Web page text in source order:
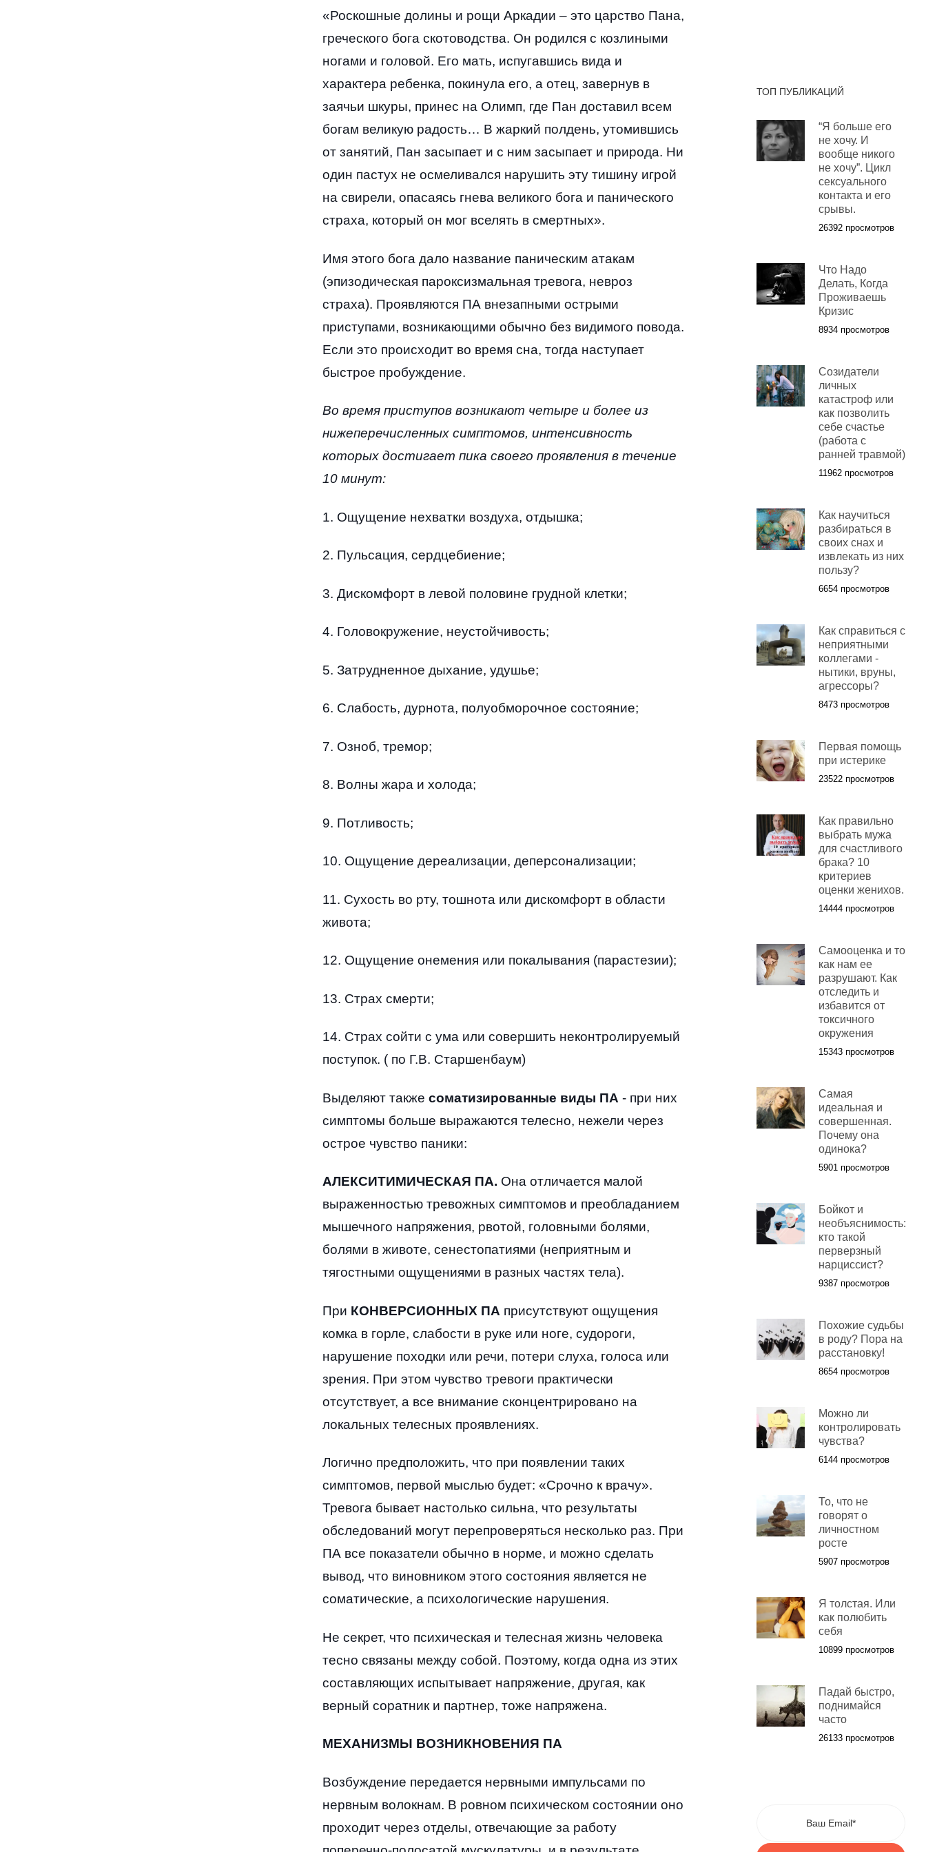
«Роскошные долины и рощи Аркадии – это царство Пана,
греческого бога скотоводства. Он родился с козлиными
ногами и головой. Его мать, испугавшись вида и
характера ребенка, покинула его, а отец, завернув в
заячьи шкуры, принес на Олимп, где Пан доставил всем
богам великую радость… В жаркий полдень, утомившись
от занятий, Пан засыпает и с ним засыпает и природа. Ни
один пастух не осмеливался нарушить эту тишину игрой
на свирели, опасаясь гнева великого бога и панического
страха, который он мог вселять в смертных».
Имя этого бога дало название паническим атакам
(эпизодическая пароксизмальная тревога, невроз
страха). Проявляются ПА внезапными острыми
приступами, возникающими обычно без видимого повода.
Если это происходит во время сна, тогда наступает
быстрое пробуждение.
Во время приступов возникают четыре и более из
нижеперечисленных симптомов, интенсивность
которых достигает пика своего проявления в течение
10 минут:
1. Ощущение нехватки воздуха, отдышка;
2. Пульсация, сердцебиение;
3. Дискомфорт в левой половине грудной клетки;
4. Головокружение, неустойчивость;
5. Затрудненное дыхание, удушье;
6. Слабость, дурнота, полуобморочное состояние;
7. Озноб, тремор;
8. Волны жара и холода;
9. Потливость;
10. Ощущение дереализации, деперсонализации;
11. Сухость во рту, тошнота или дискомфорт в области
живота;
12. Ощущение онемения или покалывания (парастезии);
13. Страх смерти;
14. Страх сойти с ума или совершить неконтролируемый
поступок. ( по Г.В. Старшенбаум)
Выделяют также соматизированные виды ПА - при них
симптомы больше выражаются телесно, нежели через
острое чувство паники:
АЛЕКСИТИМИЧЕСКАЯ ПА. Она отличается малой
выраженностью тревожных симптомов и преобладанием
мышечного напряжения, рвотой, головными болями,
болями в животе, сенестопатиями (неприятным и
тягостными ощущениями в разных частях тела).
При КОНВЕРСИОННЫХ ПА присутствуют ощущения
комка в горле, слабости в руке или ноге, судороги,
нарушение походки или речи, потери слуха, голоса или
зрения. При этом чувство тревоги практически
отсутствует, а все внимание сконцентрировано на
локальных телесных проявлениях.
Логично предположить, что при появлении таких
симптомов, первой мыслью будет: «Срочно к врачу».
Тревога бывает настолько сильна, что результаты
обследований могут перепроверяться несколько раз. При
ПА все показатели обычно в норме, и можно сделать
вывод, что виновником этого состояния является не
соматические, а психологические нарушения.
Не секрет, что психическая и телесная жизнь человека
тесно связаны между собой. Поэтому, когда одна из этих
составляющих испытывает напряжение, другая, как
верный соратник и партнер, тоже напряжена.
МЕХАНИЗМЫ ВОЗНИКНОВЕНИЯ ПА
Возбуждение передается нервными импульсами по
нервным волокнам. В ровном психическом состоянии оно
проходит через отделы, отвечающие за работу
ТОП ПУБЛИКАЦИЙ
“Я больше его
не хочу. И
вообще никого
не хочу”. Цикл
сексуального
контакта и его
срывы.
26392 просмотров
Что Надо
Делать, Когда
Проживаешь
Кризис
8934 просмотров
Созидатели
личных
катастроф или
как позволить
себе счастье
(работа с
ранней травмой)
11962 просмотров
Как научиться
разбираться в
своих снах и
извлекать из них
пользу?
6654 просмотров
Как справиться с
неприятными
коллегами -
нытики, вруны,
агрессоры?
8473 просмотров
Первая помощь
при истерике
23522 просмотров
Как правильно
выбрать мужа
для счастливого
брака? 10
критериев
оценки женихов.
14444 просмотров
Самооценка и то
как нам ее
разрушают. Как
отследить и
избавится от
токсичного
окружения
15343 просмотров
Самая
идеальная и
совершенная.
Почему она
одинока?
5901 просмотров
Бойкот и
необъяснимость:
кто такой
перверзный
нарциссист?
9387 просмотров
Похожие судьбы
в роду? Пора на
расстановку!
8654 просмотров
Можно ли
контролировать
чувства?
6144 просмотров
То, что не
говорят о
личностном
росте
5907 просмотров
Я толстая. Или
как полюбить
себя
10899 просмотров
Падай быстро,
поднимайся
часто
26133 просмотров